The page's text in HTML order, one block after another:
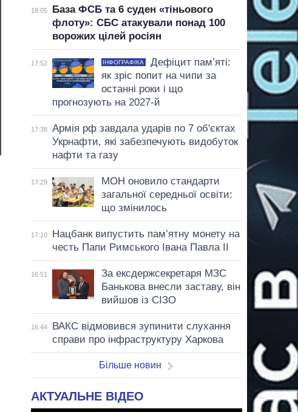
18:05
База ФСБ та 6 суден «тіньового
флоту»: СБС атакували понад 100
ворожих цілей росіян
17:52 ІНФОГРАФІКА
Дефіцит пам’яті:
як зріс попит на чипи за
останні роки і що
прогнозують на 2027-й
17:38
Армія рф завдала ударів по 7 об'єктах
Укрнафти, які забезпечують видобуток
нафти та газу
17:29
МОН оновило стандарти
загальної середньої освіти:
що змінилось
17:10
Нацбанк випустить пам’ятну монету на
честь Папи Римського Івана Павла II
16:51
За ексдержсекретаря МЗС
Банькова внесли заставу, він
вийшов із СІЗО
16:44
ВАКС відмовився зупинити слухання
справи про інфраструктуру Харкова
Більше новин
АКТУАЛЬНЕ ВІДЕО